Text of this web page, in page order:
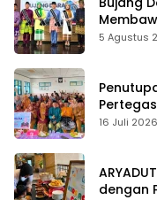
5 Agustus
Karakter
16 Juli 2026
dengan